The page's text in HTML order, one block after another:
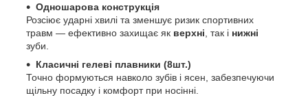
Одношарова конструкція
Розсіює ударні хвилі та зменшує ризик спортивних
травм — ефективно захищає як верхні , так і нижні
зуби.
Класичні гелеві плавники (8шт.)
Точно формуються навколо зубів і ясен, забезпечуючи
щільну посадку і комфорт при носінні.